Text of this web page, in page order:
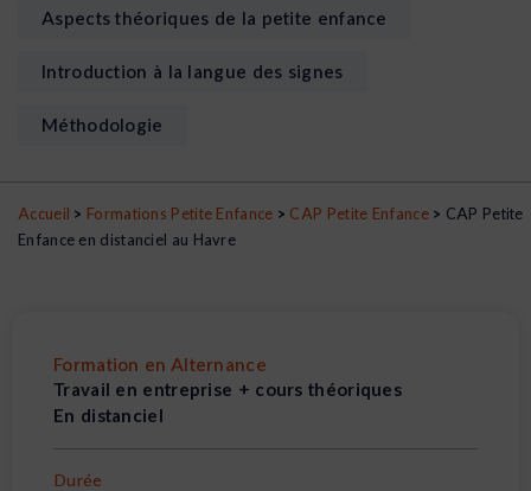
Aspects théoriques de la petite enfance
Introduction à la langue des signes
Méthodologie
Accueil > Formations Petite Enfance > CAP Petite Enfance> CAP Petite
Enfance en distanciel au Havre
Formation en Alternance
Travail en entreprise + cours théoriques
En distanciel
Durée